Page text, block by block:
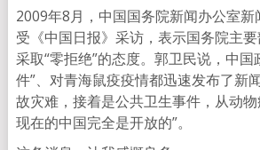
2009年8月，中国国务院新闻办公室
受《中国日报》采访，表示国务院主
采取“零拒绝”的态度。郭卫民说，中国
件”、对青海鼠疫疫情都迅速发布了新
故灾难，接着是公共卫生事件，从动物
现在的中国完全是开放的”。